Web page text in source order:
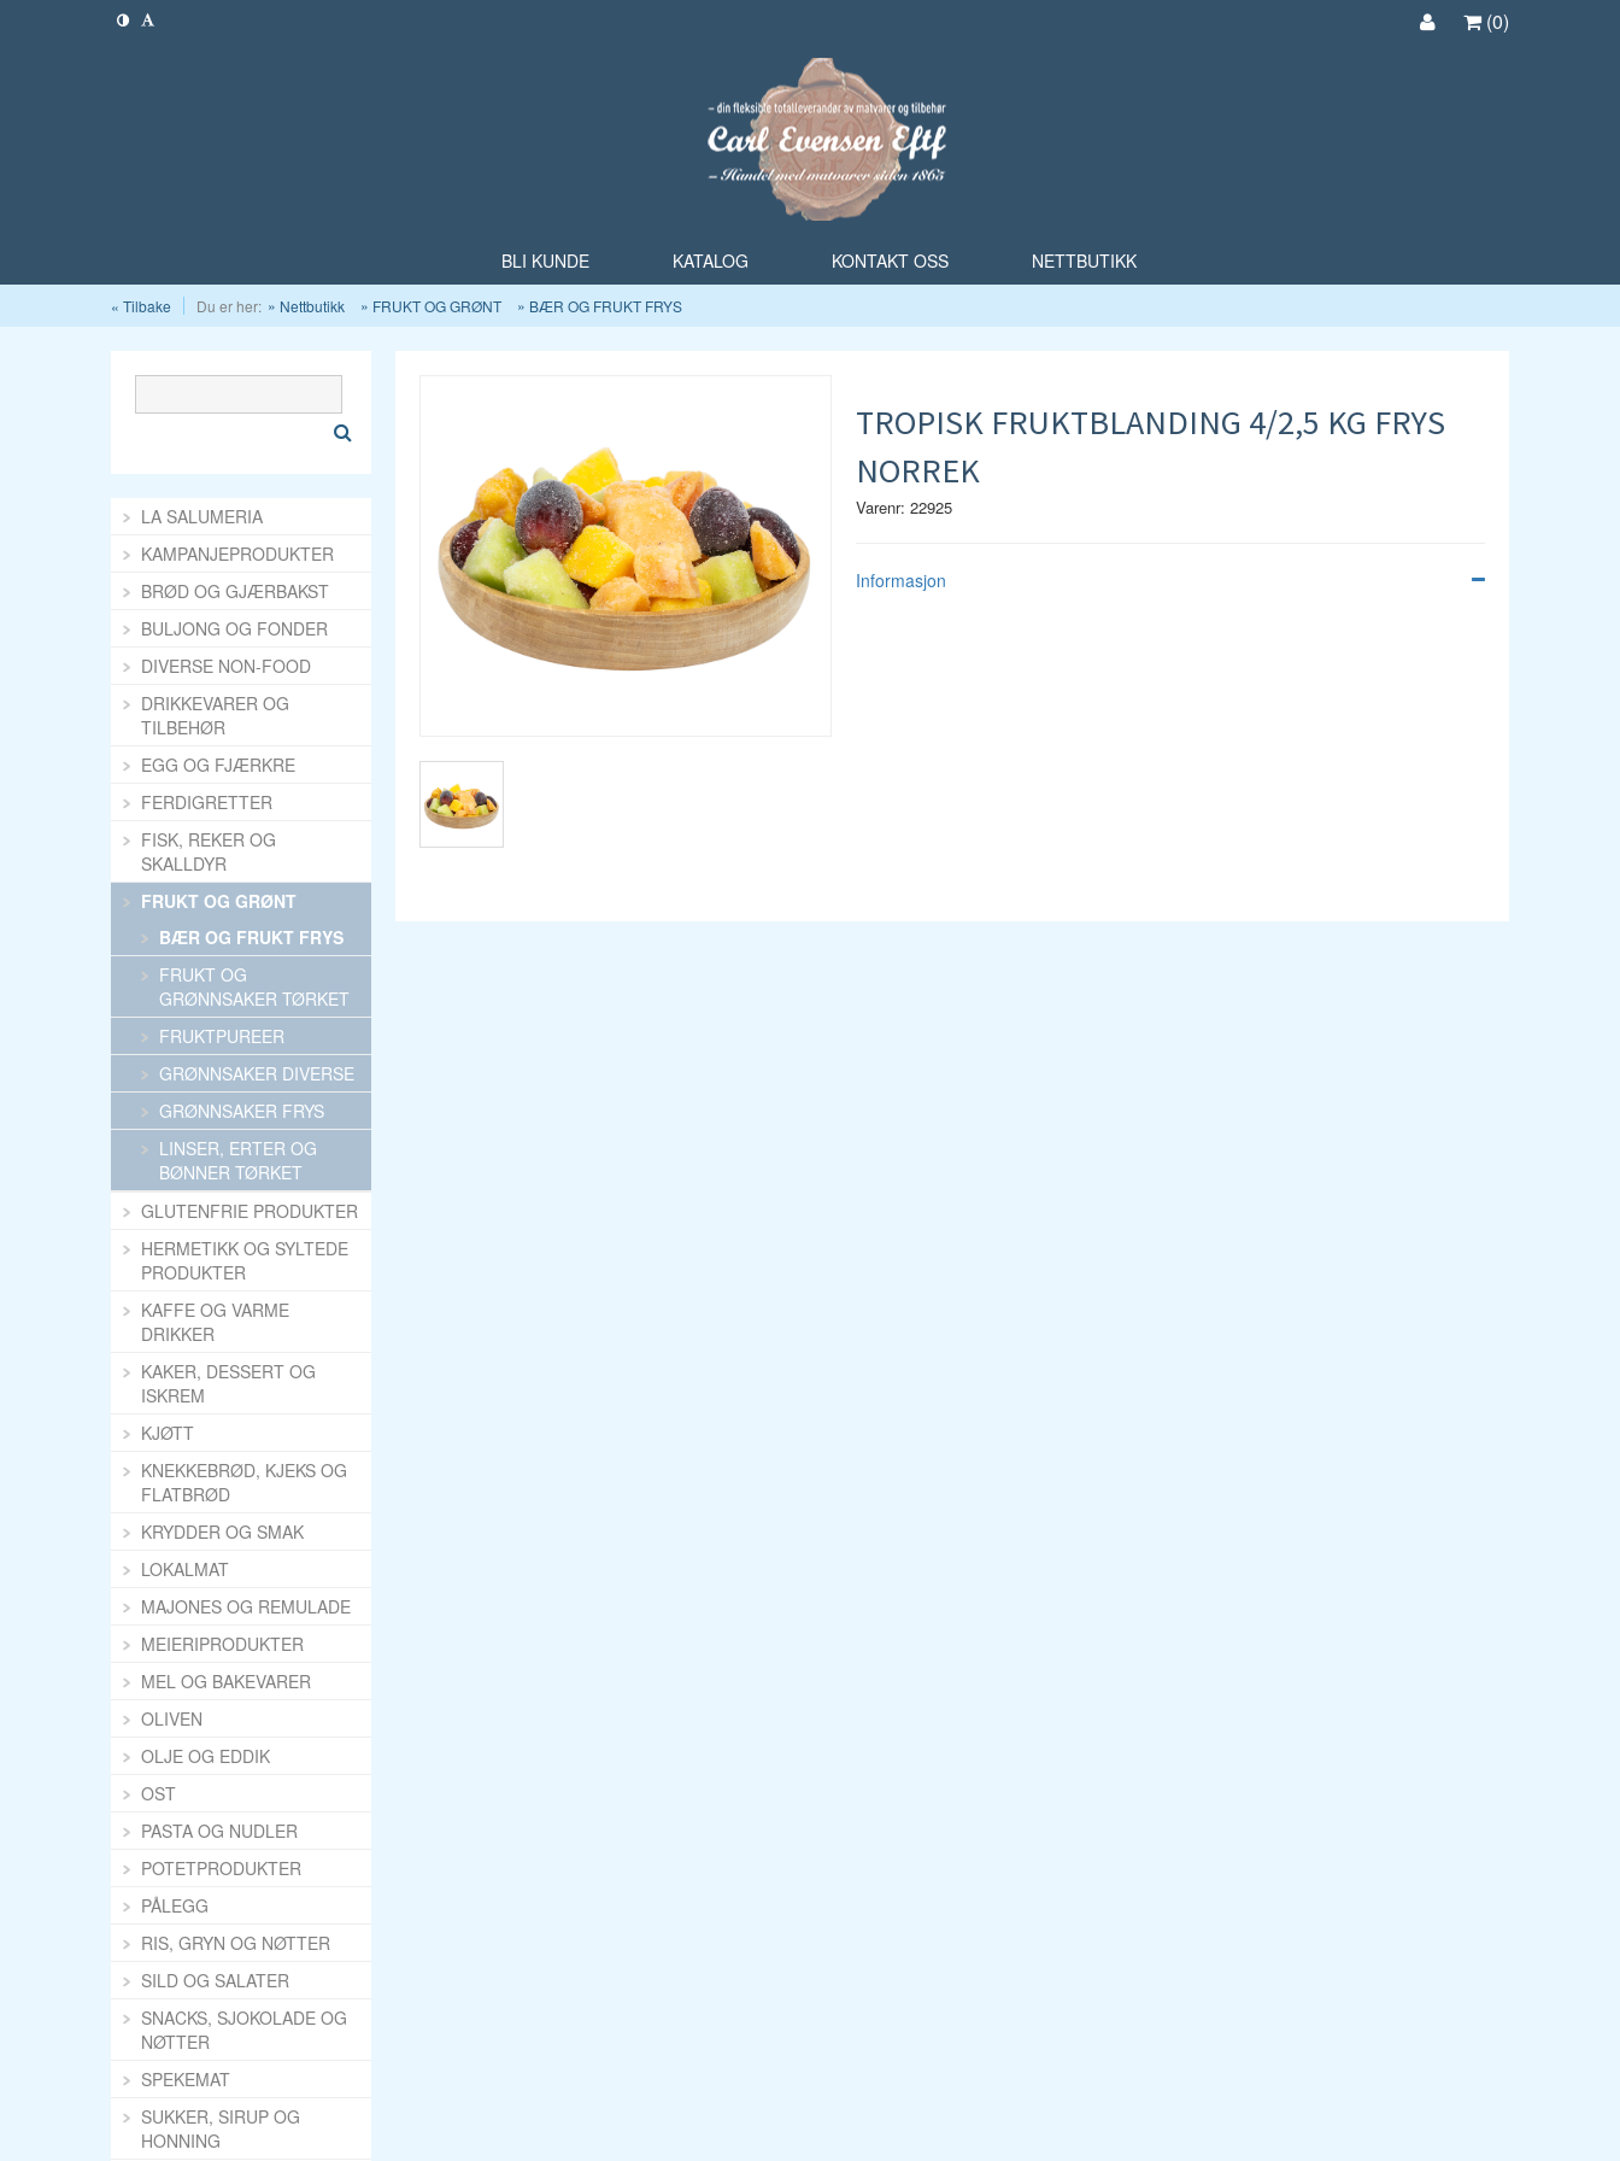
(0)
BLI KUNDE KATALOG KONTAKT OSS NETTBUTIKK
« Tilbake Du er her: Nettbutikk FRUKT OG GRØNT BÆR OG FRUKT FRYS
TROPISK FRUKTBLANDING 4/2,5 KG FRYS
NORREK
Varenr: 22925
Informasjon
LA SALUMERIA
KAMPANJEPRODUKTER
BRØD OG GJÆRBAKST
BULJONG OG FONDER
DIVERSE NON-FOOD
DRIKKEVARER OG
TILBEHØR
EGG OG FJÆRKRE
FERDIGRETTER
FISK, REKER OG
SKALLDYR
FRUKT OG GRØNT
BÆR OG FRUKT FRYS
FRUKT OG
GRØNNSAKER TØRKET
FRUKTPUREER
GRØNNSAKER DIVERSE
GRØNNSAKER FRYS
LINSER, ERTER OG
BØNNER TØRKET
GLUTENFRIE PRODUKTER
HERMETIKK OG SYLTEDE
PRODUKTER
KAFFE OG VARME
DRIKKER
KAKER, DESSERT OG
ISKREM
KJØTT
KNEKKEBRØD, KJEKS OG
FLATBRØD
KRYDDER OG SMAK
LOKALMAT
MAJONES OG REMULADE
MEIERIPRODUKTER
MEL OG BAKEVARER
OLIVEN
OLJE OG EDDIK
OST
PASTA OG NUDLER
POTETPRODUKTER
PÅLEGG
RIS, GRYN OG NØTTER
SILD OG SALATER
SNACKS, SJOKOLADE OG
NØTTER
SPEKEMAT
SUKKER, SIRUP OG
HONNING